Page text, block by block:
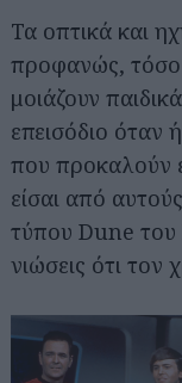
Τα οπτικά και
προφανώς,
μοιάζουν
επεισόδιο όταν
που προκαλούν
είσαι από
τύπου Dune του
νιώσεις ότι τον